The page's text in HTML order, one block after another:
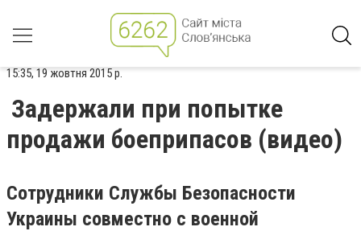
15:35, 19 жовтня 2015 р.
Задержали при попытке
продажи боеприпасов (видео)
Сотрудники Службы Безопасности
Украины совместно с военной